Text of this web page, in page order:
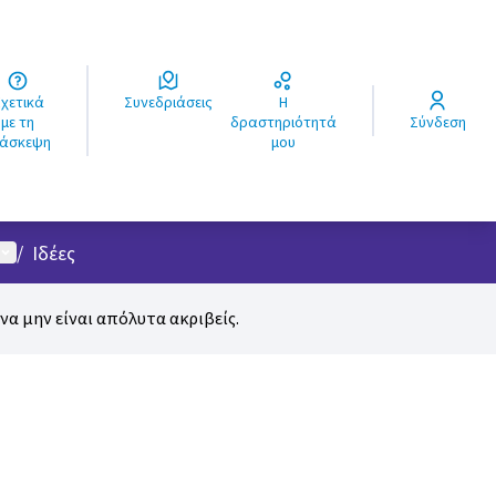
με τη
Συνεδριάσεις
Η
δραστηριότητά
μου
Σύνδεση
χρήστη
/ Ιδέες
μην είναι απόλυτα ακριβείς.